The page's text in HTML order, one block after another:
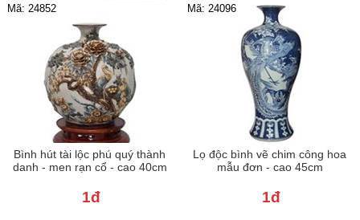
Bình hút tài lộc phú quý thành
danh - men rạn cổ - cao 40cm
Mã: 24852
1đ
Lọ độc bình vẽ chim công hoa
mẫu đơn - cao 45cm
Mã: 24096
1đ